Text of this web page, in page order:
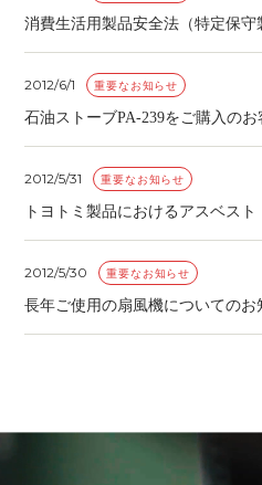
消費生活用製品安全法（特定保守
2012/6/1 重要なお知らせ
石油ストーブPA-239をご購入のお
2012/5/31 重要なお知らせ
トヨトミ製品におけるアスベス
2012/5/30 重要なお知らせ
長年ご使用の扇風機についてのお